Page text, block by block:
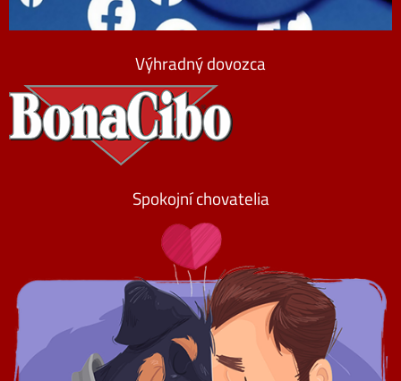
Výhradný dovozca
Spokojní chovatelia